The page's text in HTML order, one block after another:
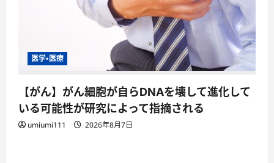
医学・医療
【がん】がん細胞が自らDNAを壊して進化して
いる可能性が研究によって指摘される
umiumi111 2026年8月7日